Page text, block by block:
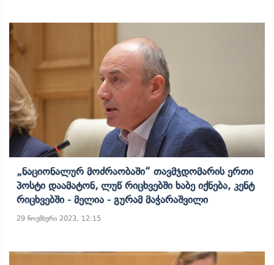
„ნაციონალურ Მოძრაობაში“ Თავმჯდომარის Ერთი
Პოსტი Დაამატონ, Ლუწ Რიცხვებში Ხაბე Იქნება, Კენტ
Რიცხვებში - Მელია - Გურამ Მაჭარაშვილი
29 ნოემბერი 2023, 12:15